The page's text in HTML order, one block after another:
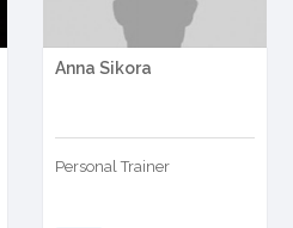
Anna Sikora
Personal Trainer